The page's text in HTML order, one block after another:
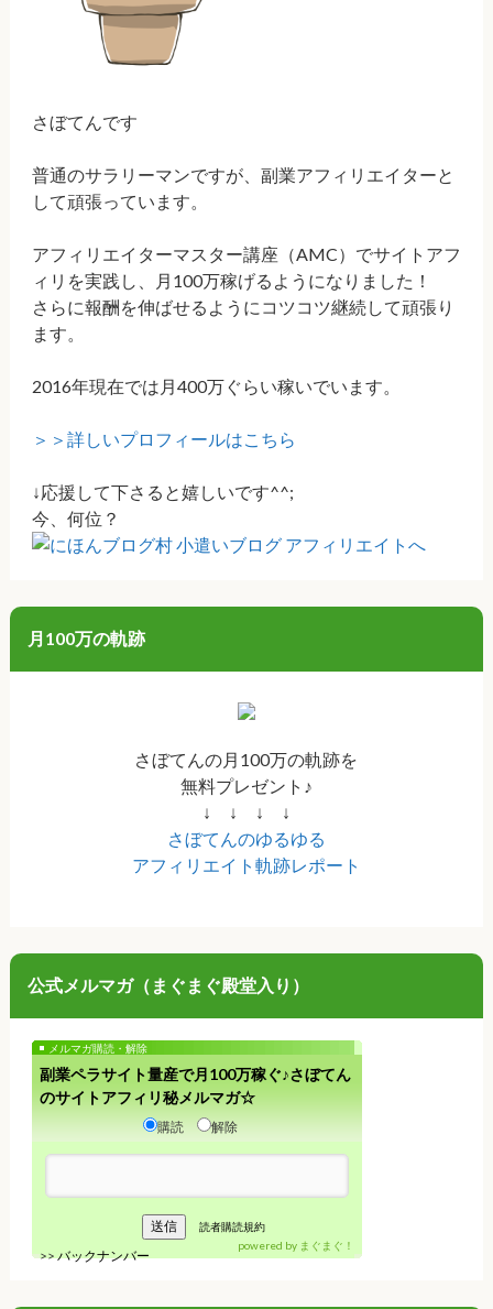
さぼてんです
普通のサラリーマンですが、副業アフィリエイターと
して頑張っています。
アフィリエイターマスター講座（AMC）でサイトアフ
ィリを実践し、月100万稼げるようになりました！
さらに報酬を伸ばせるようにコツコツ継続して頑張り
ます。
2016年現在では月400万ぐらい稼いでいます。
＞＞詳しいプロフィールはこちら
↓応援して下さると嬉しいです^^;
今、何位？
月100万の軌跡
さぼてんの月100万の軌跡を
無料プレゼント♪
↓ ↓ ↓ ↓
さぼてんのゆるゆる
アフィリエイト軌跡レポート
公式メルマガ（まぐまぐ殿堂入り）
メルマガ購読・解除
副業ペラサイト量産で月100万稼ぐ♪さぼてん
のサイトアフィリ秘メルマガ☆
購読 解除
読者購読規約
>>バックナンバー
powered by まぐまぐ！